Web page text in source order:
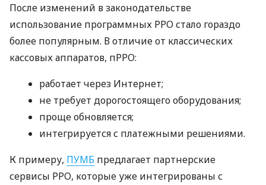
После изменений в законодательстве
использование программных РРО стало гораздо
более популярным. В отличие от классических
кассовых аппаратов, пРРО:
работает через Интернет;
не требует дорогостоящего оборудования;
проще обновляется;
интегрируется с платежными решениями.
К примеру, ПУМБ предлагает партнерские
сервисы РРО, которые уже интегрированы с